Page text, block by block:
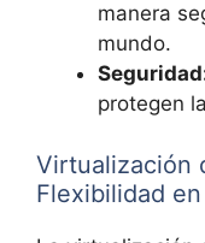
manera
mundo.
protegen
Virtualización
Flexibilidad